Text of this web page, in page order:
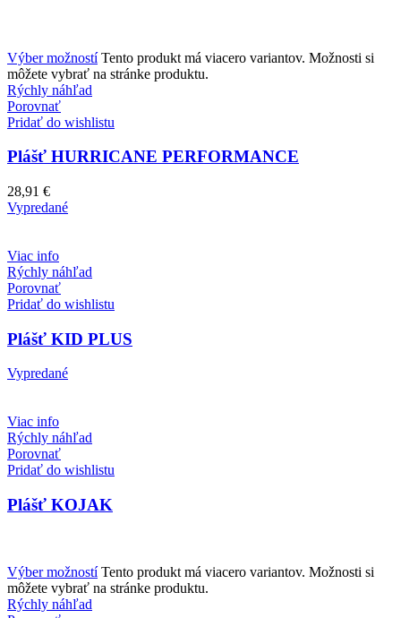
Výber možností Tento produkt má viacero variantov. Možnosti si
môžete vybrať na stránke produktu.
Rýchly náhľad
Porovnať
Pridať do wishlistu
Plášť HURRICANE PERFORMANCE
28,91 €
Vypredané
Viac info
Rýchly náhľad
Porovnať
Pridať do wishlistu
Plášť KID PLUS
Vypredané
Viac info
Rýchly náhľad
Porovnať
Pridať do wishlistu
Plášť KOJAK
Výber možností Tento produkt má viacero variantov. Možnosti si
môžete vybrať na stránke produktu.
Rýchly náhľad